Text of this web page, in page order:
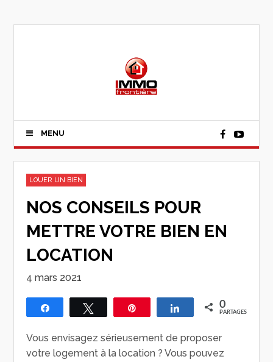
MENU
LOUER UN BIEN
NOS CONSEILS POUR
METTRE VOTRE BIEN EN
LOCATION
4 mars 2021
Partagez Tweetez Épingle Partagez0
PARTAGES
Vous envisagez sérieusement de proposer
votre logement à la location ? Vous pouvez